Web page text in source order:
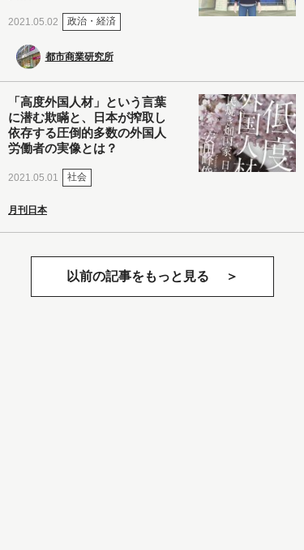
2021.05.02 政治・経済
都市商業研究所
「高度外国人材」という言葉
に潜む欺瞞と、日本が搾取し
依存する圧倒的多数の外国人
労働者の実像とは？
2021.05.01 社会
月刊日本
以前の記事をもっと見る